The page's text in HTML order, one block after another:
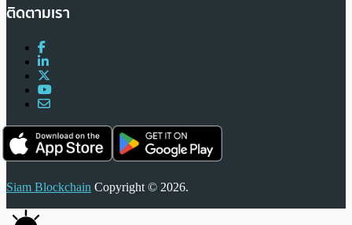
ติดตามเรา
Siam Blockchain Copyright © 2026.